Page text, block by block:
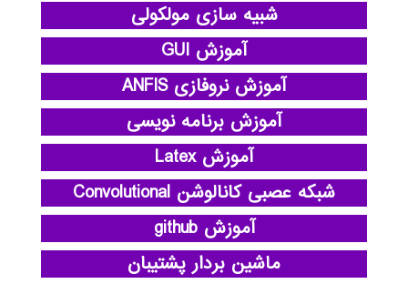
شبیه سازی مولکولی
آموزش GUI
آموزش نروفازی ANFIS
آموزش برنامه نویسی
آموزش Latex
شبکه عصبی کانالوشن Convolutional
آموزش github
ماشین بردار پشتیبان